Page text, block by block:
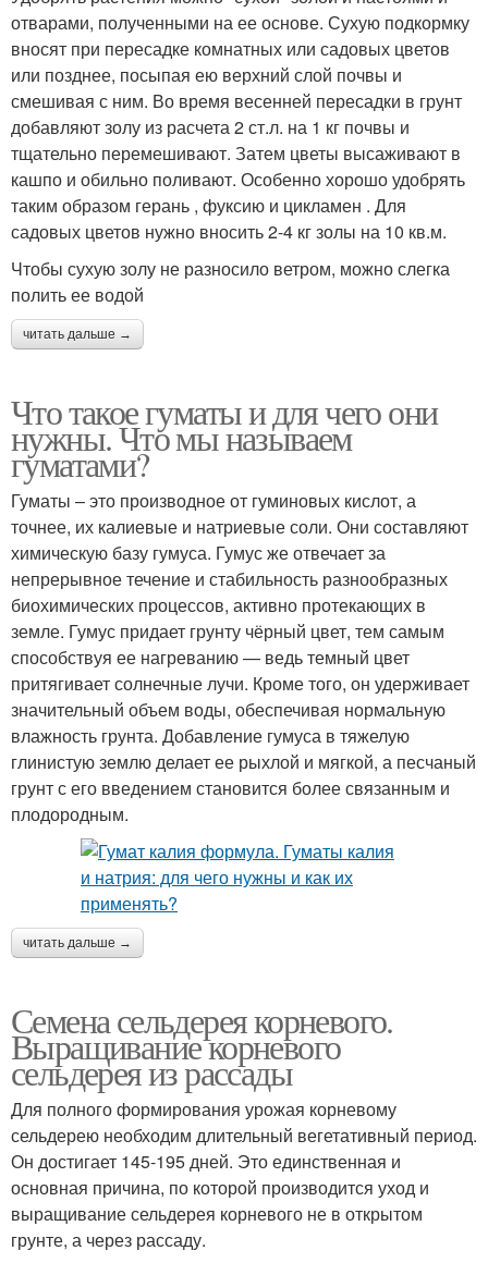
отварами, полученными на ее основе. Сухую подкормку
вносят при пересадке комнатных или садовых цветов
или позднее, посыпая ею верхний слой почвы и
смешивая с ним. Во время весенней пересадки в грунт
добавляют золу из расчета 2 ст.л. на 1 кг почвы и
тщательно перемешивают. Затем цветы высаживают в
кашпо и обильно поливают. Особенно хорошо удобрять
таким образом герань , фуксию и цикламен . Для
садовых цветов нужно вносить 2-4 кг золы на 10 кв.м.
Чтобы сухую золу не разносило ветром, можно слегка
полить ее водой
читать дальше →
Что такое гуматы и для чего они
нужны. Что мы называем
гуматами?
Гуматы – это производное от гуминовых кислот, а
точнее, их калиевые и натриевые соли. Они составляют
химическую базу гумуса. Гумус же отвечает за
непрерывное течение и стабильность разнообразных
биохимических процессов, активно протекающих в
земле. Гумус придает грунту чёрный цвет, тем самым
способствуя ее нагреванию — ведь темный цвет
притягивает солнечные лучи. Кроме того, он удерживает
значительный объем воды, обеспечивая нормальную
влажность грунта. Добавление гумуса в тяжелую
глинистую землю делает ее рыхлой и мягкой, а песчаный
грунт с его введением становится более связанным и
плодородным.
читать дальше →
Семена сельдерея корневого.
Выращивание корневого
сельдерея из рассады
Для полного формирования урожая корневому
сельдерею необходим длительный вегетативный период.
Он достигает 145-195 дней. Это единственная и
основная причина, по которой производится уход и
выращивание сельдерея корневого не в открытом
грунте, а через рассаду.